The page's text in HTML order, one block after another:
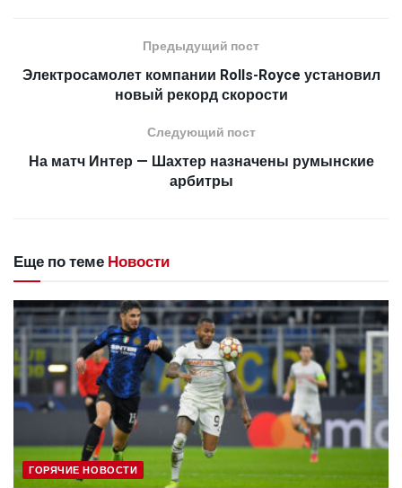
Предыдущий пост
Электросамолет компании Rolls-Royce установил
новый рекорд скорости
Следующий пост
На матч Интер — Шахтер назначены румынские
арбитры
Еще по теме Новости
ГОРЯЧИЕ НОВОСТИ